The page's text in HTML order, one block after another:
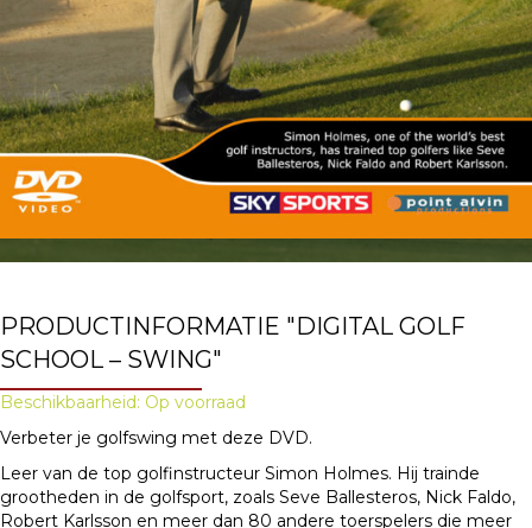
PRODUCTINFORMATIE "DIGITAL GOLF
SCHOOL – SWING"
Beschikbaarheid: Op voorraad
Verbeter je golfswing met deze DVD.
Leer van de top golfinstructeur Simon Holmes. Hij trainde
grootheden in de golfsport, zoals Seve Ballesteros, Nick Faldo,
Robert Karlsson en meer dan 80 andere toerspelers die meer